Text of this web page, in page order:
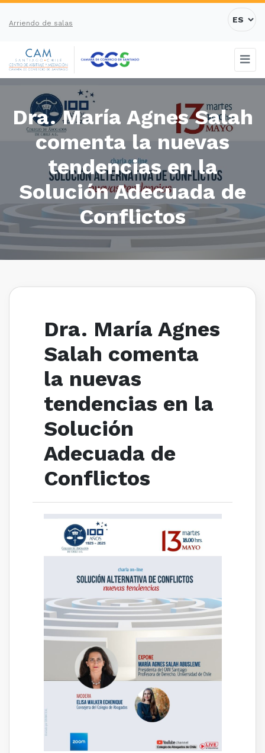
Arriendo de salas
Dra. María Agnes Salah
comenta la nuevas
tendencias en la
Solución Adecuada de
Conflictos
Dra. María Agnes
Salah comenta
la nuevas
tendencias en la
Solución
Adecuada de
Conflictos